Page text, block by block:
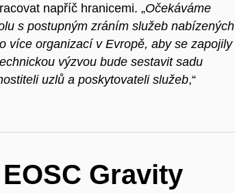
napříč hranicemi. „Očekáváme
s postupným zráním služeb nabízených
více organizací v Evropě, aby se zapojily
výzvou bude sestavit sadu
uzlů a poskytovateli služeb,“
Gravity